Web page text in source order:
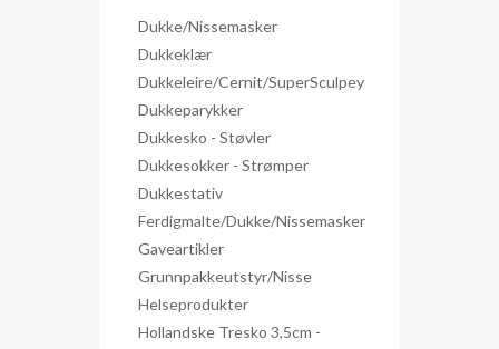
Dukke/nissemasker
Dukkeklær
Dukkeleire/Cernit/SuperSculpey
Dukkeparykker
Dukkesko - Støvler
Dukkesokker - Strømper
Dukkestativ
Ferdigmalte/dukke/nissemasker
Gaveartikler
Grunnpakkeutstyr/nisse
Helseprodukter
Hollandske Tresko 3,5cm -